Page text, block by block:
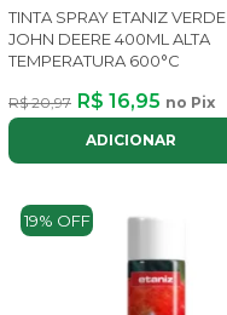
TINTA SPRAY ETANIZ VERDE
JOHN DEERE 400ML ALTA
TEMPERATURA 600°C
R$ 20,97 R$ 16,95 no Pix
ADICIONAR
19% OFF